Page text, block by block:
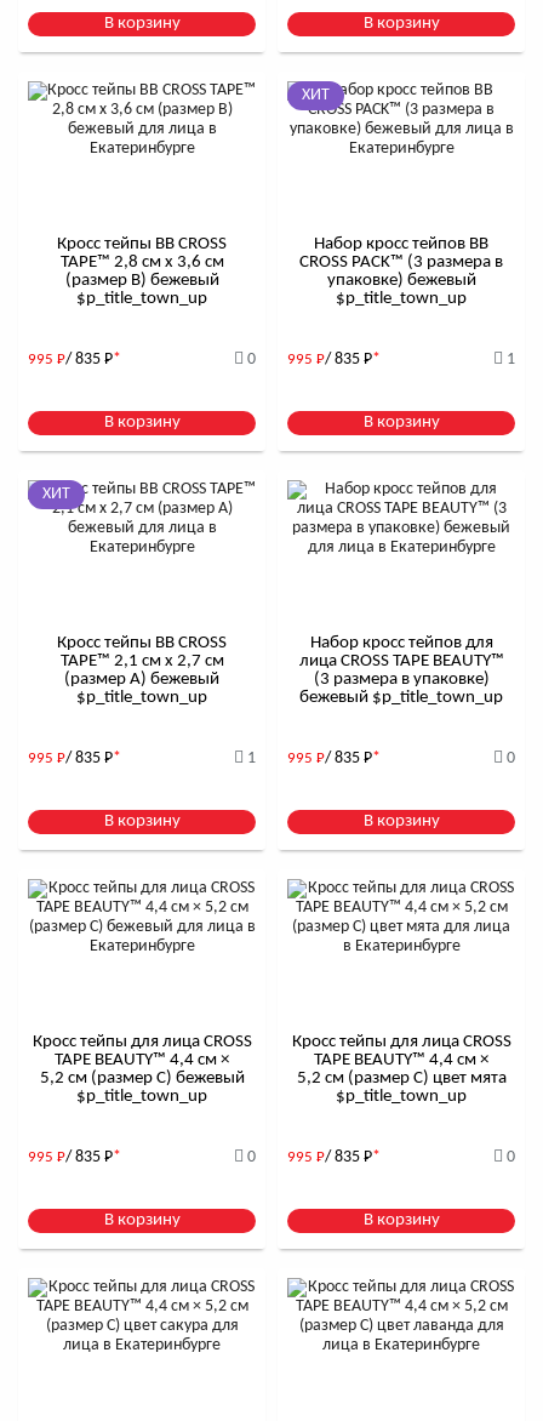
В корзину В корзину
Кросс тейпы BB CROSS
TAPE™ 2,8 см x 3,6 см
(размер B) бежевый
$р_title_town_up
995 Р/ 835 Р* 0
В корзину
ХИТ
Набор кросс тейпов BB
CROSS PACK™ (3 размера в
упаковке) бежевый
$р_title_town_up
995 Р/ 835 Р* 1
В корзину
ХИТ
Кросс тейпы BB CROSS
TAPE™ 2,1 см x 2,7 см
(размер А) бежевый
$р_title_town_up
995 Р/ 835 Р* 1
В корзину
Набор кросс тейпов для
лица CROSS TAPE BEAUTY™
(3 размера в упаковке)
бежевый $р_title_town_up
995 Р/ 835 Р* 0
В корзину
Кросс тейпы для лица CROSS
TAPE BEAUTY™ 4,4 см ×
5,2 см (размер C) бежевый
$р_title_town_up
995 Р/ 835 Р* 0
В корзину
Кросс тейпы для лица CROSS
TAPE BEAUTY™ 4,4 см ×
5,2 см (размер C) цвет мята
$р_title_town_up
995 Р/ 835 Р* 0
В корзину